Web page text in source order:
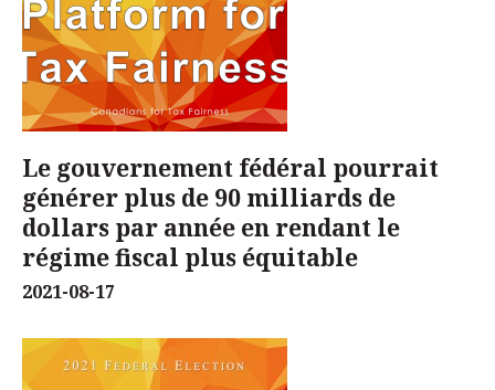
Le gouvernement fédéral pourrait
générer plus de 90 milliards de
dollars par année en rendant le
régime fiscal plus équitable
2021-08-17